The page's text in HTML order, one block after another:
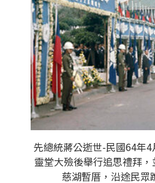
先總統蔣公逝世-民國64年
靈堂大殮後舉行追思禮拜
慈湖暫厝，沿途民眾